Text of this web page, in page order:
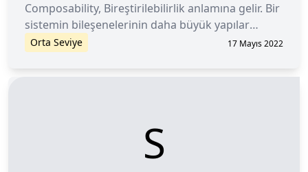
Composability, Bireştirilebilirlik anlamına gelir. Bir
sistemin bileşenelerinin daha büyük yapılar
halinde yeniden birleştirilmes ve birinin çıktısının
Orta Seviye 17 Mayıs 2022
S